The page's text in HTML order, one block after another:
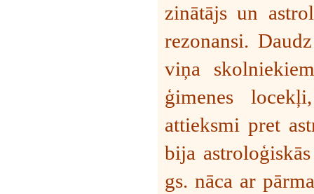
zinātājs un
rezonansi.
viņa
ģimenes
attieksmi pret
bija
gs. nāca ar